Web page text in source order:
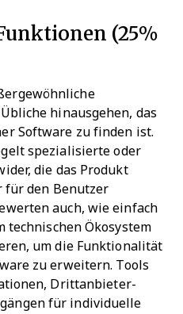
(25%
hinausgehen, das
Software zu finden ist.
spezialisierte oder
die das Produkt
für den Benutzer
auch, wie einfach
technischen Ökosystem
um die Funktionalität
zu erweitern. Tools
Drittanbieter-
für individuelle